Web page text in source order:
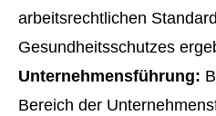
arbeitsrechtlichen
Gesundheitsschutzes
Unternehmensführung:
Bereich der